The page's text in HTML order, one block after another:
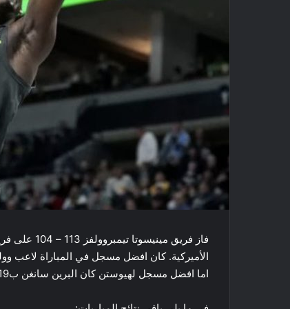
فاز فريق
اما افضل مسجل لهيوستن كان البرين سانغن ب19 نقطة و16 كرة مرتدة.